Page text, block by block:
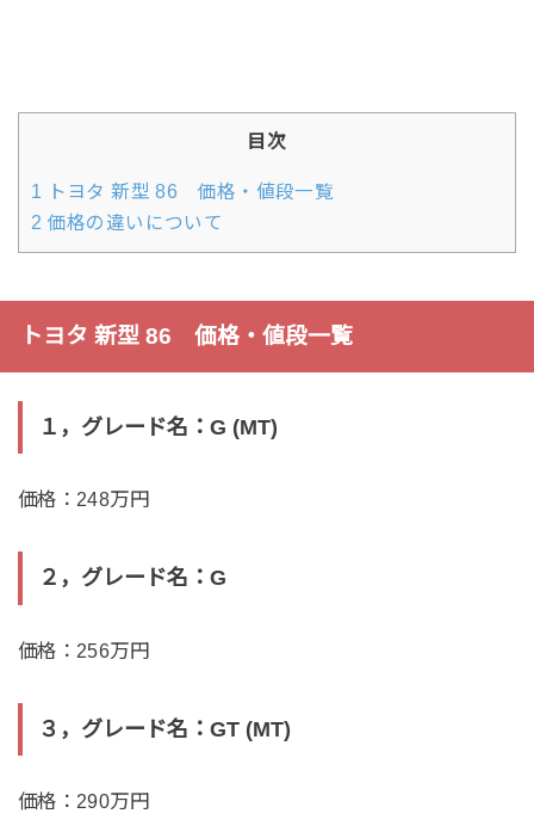
目次
1 トヨタ 新型 86 価格・値段一覧
2 価格の違いについて
トヨタ 新型 86 価格・値段一覧
１，グレード名：G (MT)
価格：248万円
２，グレード名：G
価格：256万円
３，グレード名：GT (MT)
価格：290万円